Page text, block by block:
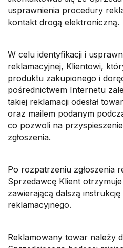
usprawnienia procedury
kontakt drogą elektroniczną.
W celu identyfikacji i
reklamacyjnej, Klientowi,
produktu zakupionego i
pośrednictwem Internetu
takiej reklamacji odesłał
oraz mailem podanym
co pozwoli na
zgłoszenia.
Po rozpatrzeniu zgłoszenia
Sprzedawcę Klient
zawierającą dalszą
reklamacyjnego.
Reklamowany towar należy